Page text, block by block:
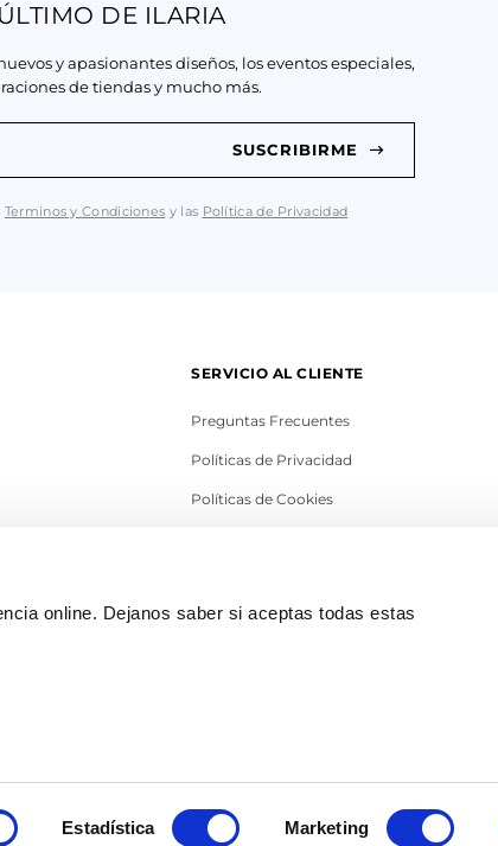
online. Dejanos saber si aceptas todas estas
Estadística Marketing
DE ILARIA
y apasionantes diseños, los eventos especiales,
de tiendas y mucho más.
SUSCRIBIRME
Terminos y Condiciones y las Política de Privacidad
SERVICIO AL CLIENTE
Preguntas Frecuentes
Políticas de Privacidad
Políticas de Cookies
Legales
Todos los derechos reservados
DESARROLLO POR
ENOVA